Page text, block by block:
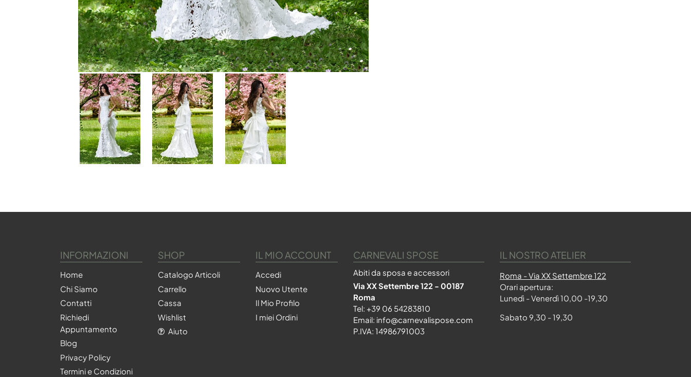
INFORMAZIONI
Home
Chi Siamo
Contatti
Richiedi
Appuntamento
Blog
Privacy Policy
Termini e Condizioni
SHOP
Catalogo Articoli
Carrello
Cassa
Wishlist
Aiuto
IL MIO ACCOUNT
Accedi
Nuovo Utente
Il Mio Profilo
I miei Ordini
CARNEVALI SPOSE
Abiti da sposa e accessori
Via XX Settembre 122 - 00187
Roma
Tel: +39 06 54283810
Email: info@carnevalispose.com
P.IVA: 14986791003
IL NOSTRO ATELIER
Roma - Via XX Settembre 122
Orari apertura:
Lunedì - Venerdì 10,00 -19,30
Sabato 9,30 - 19,30